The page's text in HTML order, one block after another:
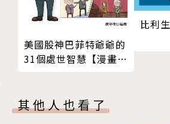
繼續留在人類世界寫故事，期待進
了寫故事外，最喜歡收集和把玩樂
點吵鬧，卻自認有點好聽的聲音。
文藝創作獎，以及蘭陽、南瀛、臺
美國股神巴菲特爺爺的
31個處世智慧【漫畫好
比利
其他人也看了